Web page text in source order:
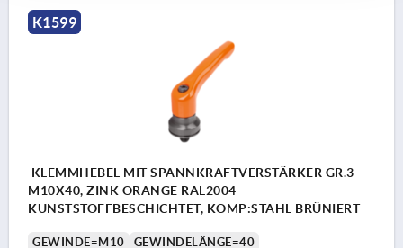
K1599
KLEMMHEBEL MIT SPANNKRAFTVERSTÄRKER GR.3
M10X40, ZINK ORANGE RAL2004
KUNSTSTOFFBESCHICHTET, KOMP:STAHL BRÜNIERT
GEWINDE=M10
GEWINDELÄNGE=40